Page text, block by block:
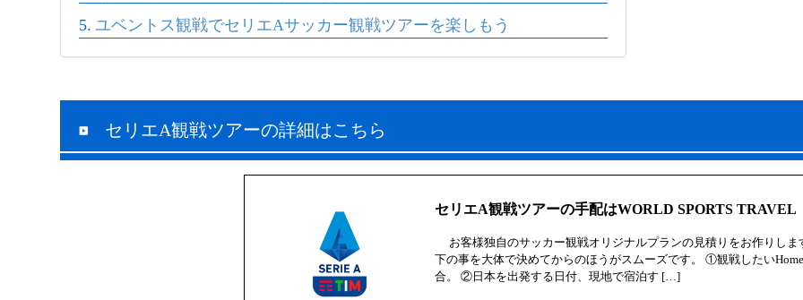
ユベントス観戦でセリエAサッカー観戦ツアーを楽しもう
セリエA観戦ツアーの詳細はこちら
セリエA観戦ツアーの手配はWORLD SPORTS TRAVEL
お客様独自のサッカー観戦オリジナルプランの見積りをお作りしま
下の事を大体で決めてからのほうがスムーズです。 ①観戦したい
合。 ②日本を出発する日付、現地で宿泊す […]